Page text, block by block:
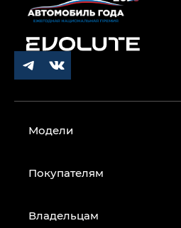
Модели
Покупателям
Владельцам